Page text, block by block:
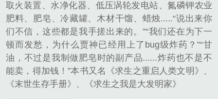
取火装置、水净化器、低压涡轮发电站、氮磷钾农业
肥料、肥皂、冷藏罐、木材干馏、蜡烛.....“说出来你
们不信，这些都是我手搓出来的。”“我们还在为下一
顿而发愁，为什么贾神已经用上了bug级炸药？”“甘
油，不过是我制做肥皂时的副产品......炸药也不是不
能卖，得加钱！”本书又名《求生之重启人类文明》、
《末世生存手册》、《求生之我是大发明家》